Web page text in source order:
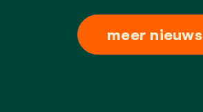
meer nieuws